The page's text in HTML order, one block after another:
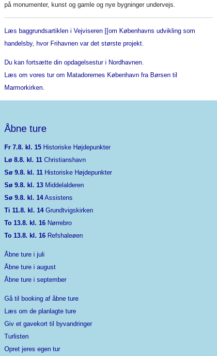
på monumenter, kunst og gamle og nye bygninger undervejs.
Læs baggrundsartiklen i Vejviseren [[om Københavns udvikling som
handelsby, hvor Frihavnen var det største projekt.
Du kan fortsætte din opdagelsestur i Nordhavnen.
Læs om vores tur om Matadorernes København fra Børsen til
Marmorkirken.
Åbne ture
Fr 7.8. kl. 15Historiske Højdepunkter
Lø 8.8. kl. 11Christianshavn
Sø 9.8. kl. 11Historiske Højdepunkter
Sø 9.8. kl. 13Middelalderen
Sø 9.8. kl. 14Assistens
Ti 11.8. kl. 14Grundtvigskirken
To 13.8. kl. 16Nørrebro
To 13.8. kl. 16Refshaleøen
Åbne ture i juli
Åbne ture i august
Åbne ture i september
Gå til booking af åbne ture
Læs om de planlagte ture
Giv et gavekort til byvandringer
Turlisten
Opret jeres egen tur